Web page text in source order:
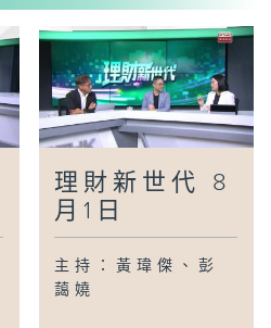
理財新世代 8
月1日
主持：黃瑋傑、彭
藹嬈